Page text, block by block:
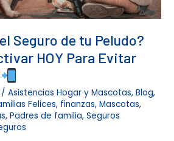
Seguro de tu Peludo?
HOY Para Evitar
/Asistencias Hogar y Mascotas,Blog,
Felices, finanzas,Mascotas,
,Padres de familia,Seguros